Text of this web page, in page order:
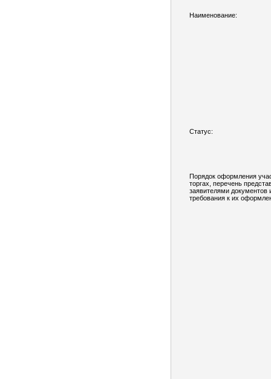
Наименование:
Статус:
Порядок оформления
торгах, перечень
заявителями документов
требования к их